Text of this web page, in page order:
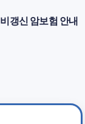
비갱신 암보험 안내